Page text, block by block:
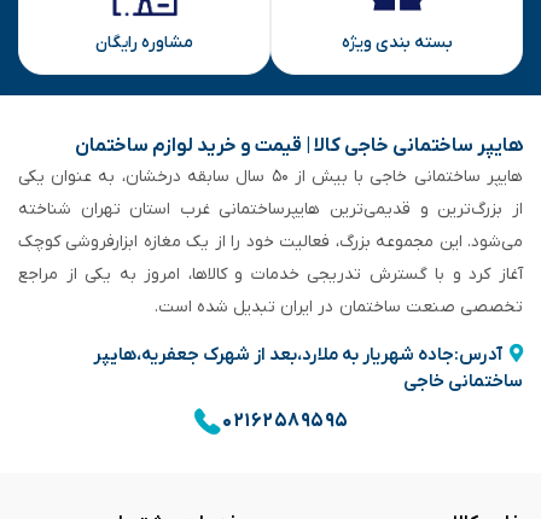
بسته بندی ویژه مشاوره رایگان
هایپر ساختمانی خاجی‌ کالا | قیمت و خرید لوازم ساختمان
هایپر ساختمانی خاجی‌ با بیش از ۵۰ سال سابقه‌ درخشان، به عنوان یکی
از بزرگ‌ترین و قدیمی‌ترین هایپرساختمانی‌ غرب استان تهران شناخته
می‌شود. این مجموعه بزرگ، فعالیت خود را از یک مغازه ابزارفروشی کوچک
آغاز کرد و با گسترش تدریجی خدمات و کالاها، امروز به یکی از مراجع
تخصصی صنعت ساختمان در ایران تبدیل شده است.
آدرس:جاده شهریار به ملارد،بعد از شهرک جعفریه،هایپر
ساختمانی خاجی
۰۲۱۶۲۵۸۹۵۹۵